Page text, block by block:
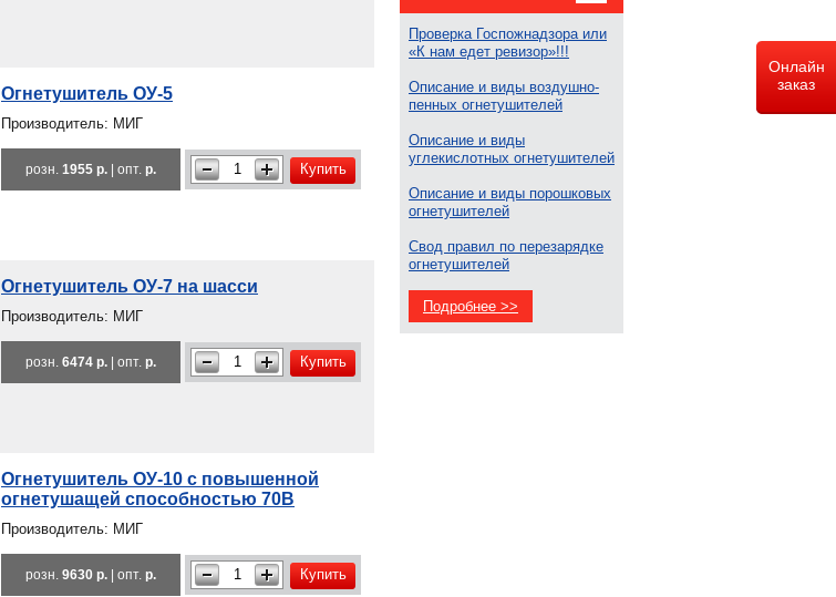
Проверка Госпожнадзора или
«К нам едет ревизор»!!!
Описание и виды воздушно-
пенных огнетушителей
Описание и виды
углекислотных огнетушителей
Описание и виды порошковых
огнетушителей
Свод правил по перезарядке
огнетушителей
Подробнее >>
Огнетушитель ОУ-5
Производитель: МИГ
розн. 1955 р. | опт. р. Купить
Огнетушитель ОУ-7 на шасси
Производитель: МИГ
розн. 6474 р. | опт. р. Купить
Огнетушитель ОУ-10 с повышенной
огнетушащей способностью 70В
Производитель: МИГ
розн. 9630 р. | опт. р. Купить
Онлайн
заказ